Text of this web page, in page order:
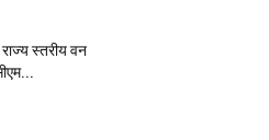
स्तरीय वन